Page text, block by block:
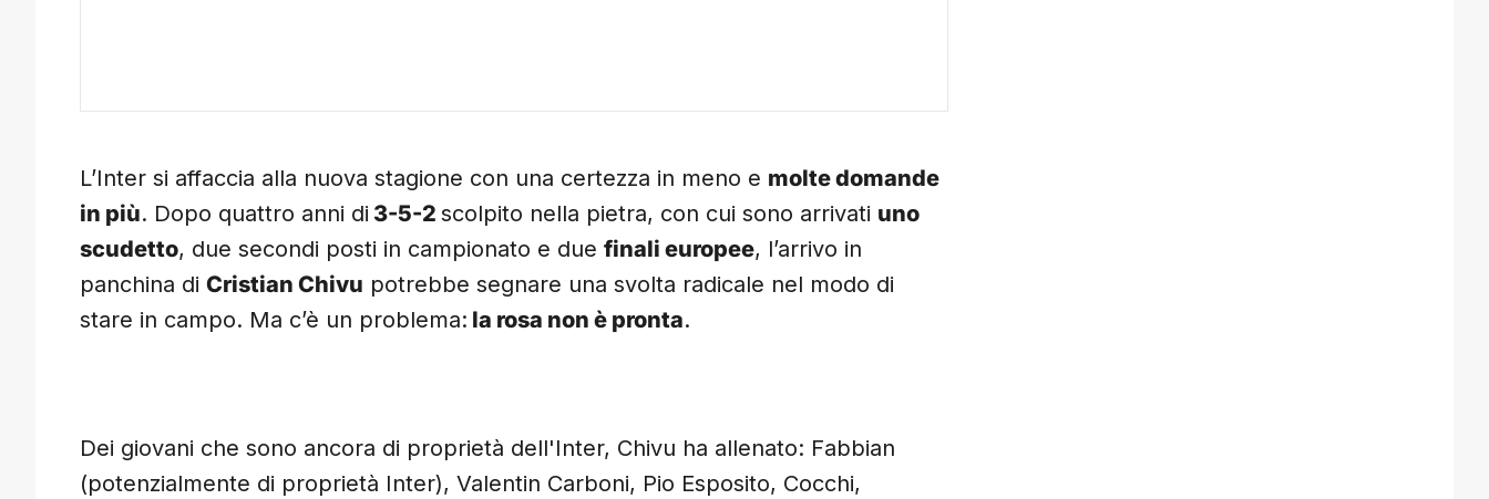
L’Inter si affaccia alla nuova stagione con una certezza in meno e molte domande
in più. Dopo quattro anni di 3-5-2 scolpito nella pietra, con cui sono arrivati uno
scudetto, due secondi posti in campionato e due finali europee, l’arrivo in
panchina di Cristian Chivu potrebbe segnare una svolta radicale nel modo di
stare in campo. Ma c’è un problema: la rosa non è pronta.
Dei giovani che sono ancora di proprietà dell'Inter, Chivu ha allenato: Fabbian
(potenzialmente di proprietà Inter), Valentin Carboni, Pio Esposito, Cocchi,